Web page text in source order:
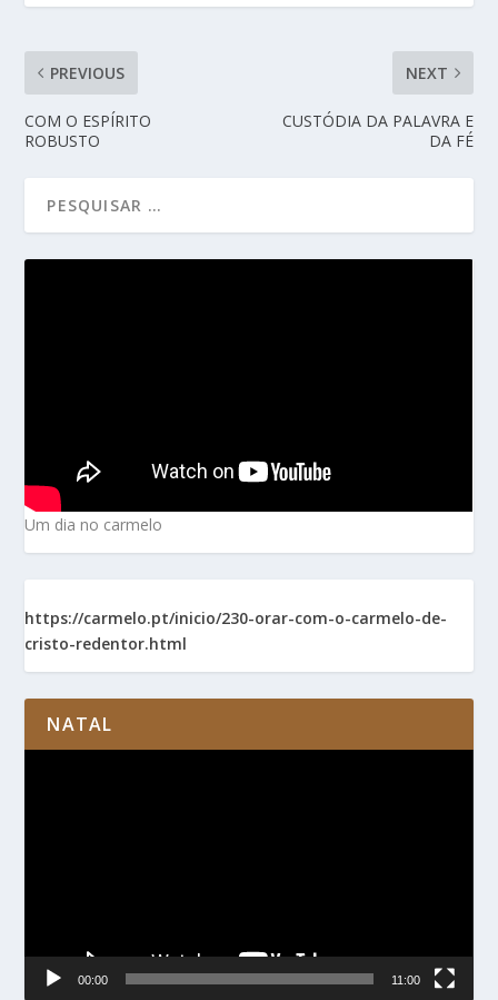
PREVIOUS
COM O ESPÍRITO
ROBUSTO
NEXT
CUSTÓDIA DA PALAVRA E
DA FÉ
Um dia no carmelo
https://carmelo.pt/inicio/230-orar-com-o-carmelo-de-
cristo-redentor.html
NATAL
00:00 11:00